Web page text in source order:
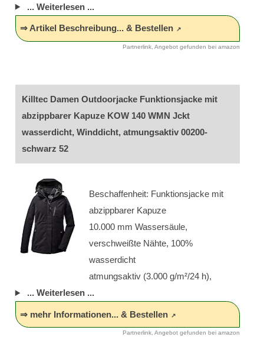
... Weiterlesen ...
⇒ Artikel Beschreibung... & Bestellen
Partnerlink, Angebot gefunden bei amazon
Killtec Damen Outdoorjacke Funktionsjacke mit
abzippbarer Kapuze KOW 140 WMN Jckt
wasserdicht, Winddicht, atmungsaktiv 00200-
schwarz 52
Beschaffenheit: Funktionsjacke mit
abzippbarer Kapuze
10.000 mm Wassersäule,
verschweißte Nähte, 100%
wasserdicht
atmungsaktiv (3.000 g/m²/24 h),
... Weiterlesen ...
⇒ mehr Informationen... & Bestellen
Partnerlink, Angebot gefunden bei amazon